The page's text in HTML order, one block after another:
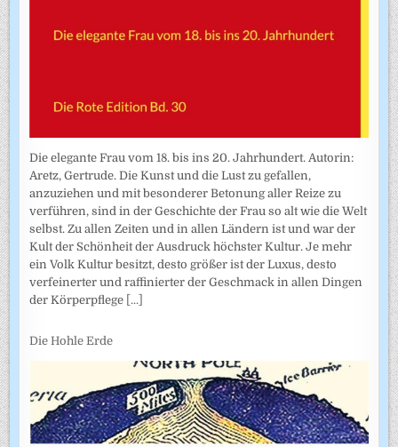
Die elegante Frau vom 18. bis ins 20. Jahrhundert. Autorin:
Aretz, Gertrude. Die Kunst und die Lust zu gefallen,
anzuziehen und mit besonderer Betonung aller Reize zu
verführen, sind in der Geschichte der Frau so alt wie die Welt
selbst. Zu allen Zeiten und in allen Ländern ist und war der
Kult der Schönheit der Ausdruck höchster Kultur. Je mehr
ein Volk Kultur besitzt, desto größer ist der Luxus, desto
verfeinerter und raffinierter der Geschmack in allen Dingen
der Körperpflege [...]
Die Hohle Erde